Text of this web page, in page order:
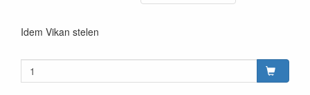
Idem Vikan stelen